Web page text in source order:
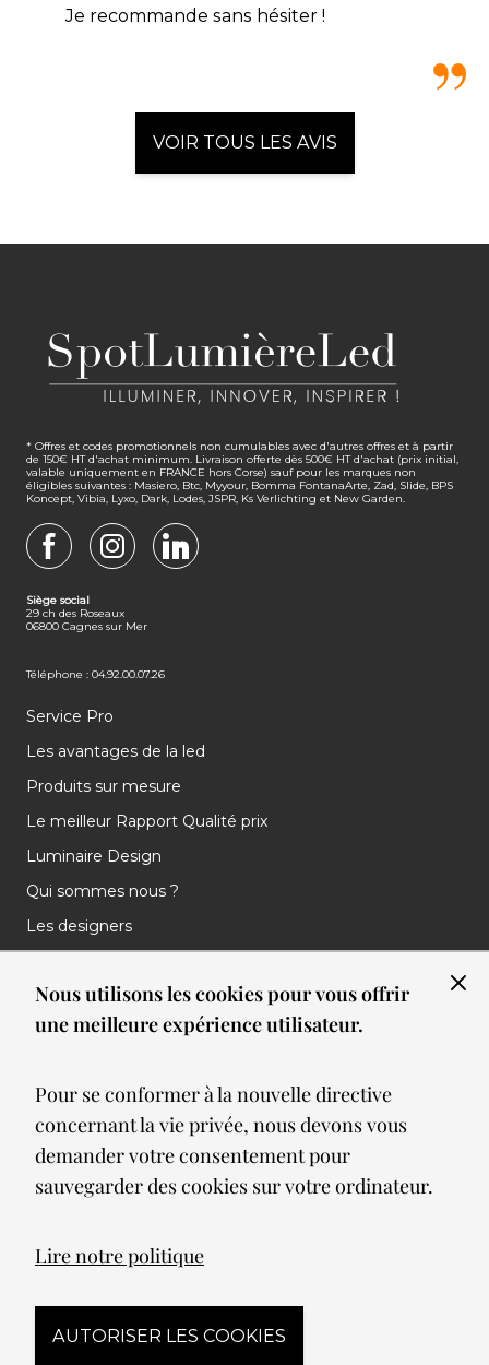
Nous utilisons les cookies pour vous offrir
une meilleure expérience utilisateur.
Pour se conformer à la nouvelle directive
concernant la vie privée, nous devons vous
demander votre consentement pour
sauvegarder des cookies sur votre ordinateur.
Lire notre politique
AUTORISER LES COOKIES
Je recommande sans hésiter !
VOIR TOUS LES AVIS
* Offres et codes promotionnels non cumulables avec d'autres offres et à partir
de 150€ HT d'achat minimum. Livraison offerte dès 500€ HT d'achat (prix initial,
valable uniquement en FRANCE hors Corse) sauf pour les marques non
éligibles suivantes : Masiero, Btc, Myyour, Bomma FontanaArte, Zad, Slide, BPS
Koncept, Vibia, Lyxo, Dark, Lodes, JSPR, Ks Verlichting et New Garden.
Siège social
29 ch des Roseaux
06800 Cagnes sur Mer
Téléphone : 04.92.00.07.26
Service Pro
Les avantages de la led
Produits sur mesure
Le meilleur Rapport Qualité prix
Luminaire Design
Qui sommes nous ?
Les designers
Nos réalisations
Nos Clients
Meilleures ventes
Blog
© 2026 Spot lumiere led. All Rights Reserved
Mentions légales